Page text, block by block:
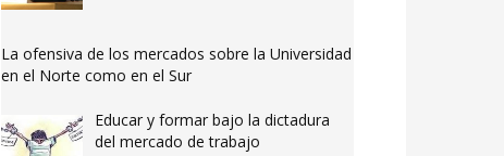
La ofensiva de los mercados sobre la Universidad
en el Norte como en el Sur
Educar y formar bajo la dictadura
del mercado de trabajo